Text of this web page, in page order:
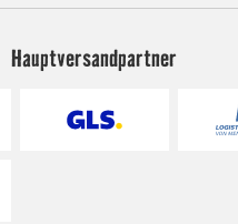
Hauptversandpartner